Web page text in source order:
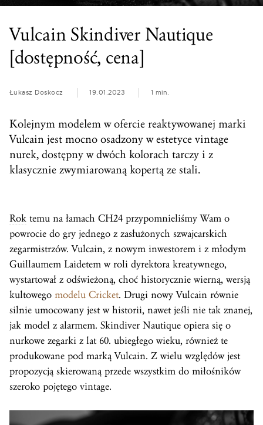
Vulcain Skindiver Nautique
[dostępność, cena]
Łukasz Doskocz 19.01.2023 1 min.
Kolejnym modelem w ofercie reaktywowanej marki
Vulcain jest mocno osadzony w estetyce vintage
nurek, dostępny w dwóch kolorach tarczy i z
klasycznie zwymiarowaną kopertą ze stali.
Rok temu na łamach CH24 przypomnieliśmy Wam o
powrocie do gry jednego z zasłużonych szwajcarskich
zegarmistrzów. Vulcain, z nowym inwestorem i z młodym
Guillaumem Laidetem w roli dyrektora kreatywnego,
wystartował z odświeżoną, choć historycznie wierną, wersją
kultowego modelu Cricket. Drugi nowy Vulcain równie
silnie umocowany jest w historii, nawet jeśli nie tak znanej,
jak model z alarmem. Skindiver Nautique opiera się o
nurkowe zegarki z lat 60. ubiegłego wieku, również te
produkowane pod marką Vulcain. Z wielu względów jest
propozycją skierowaną przede wszystkim do miłośników
szeroko pojętego vintage.